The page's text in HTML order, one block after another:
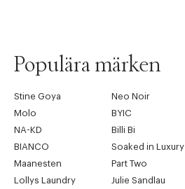
Populära märken
Stine Goya Neo Noir
Molo
BYIC
NA-KD
Billi Bi
BIANCO
Soaked in Luxury
Maanesten
Part Two
Lollys Laundry
Julie Sandlau